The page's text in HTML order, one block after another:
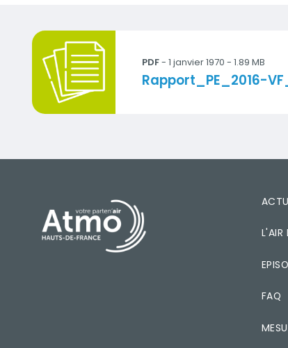
Rapport_PE_2016-VF_min.pdf
PDF- 1 janvier 1970 - 1.89 MB
Titre
Rapport_PE_2016-
PIED DE PAGE
L'AIR
FAQ